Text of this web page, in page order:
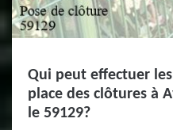
Qui peut effectuer
place des clôtures à
le 59129?